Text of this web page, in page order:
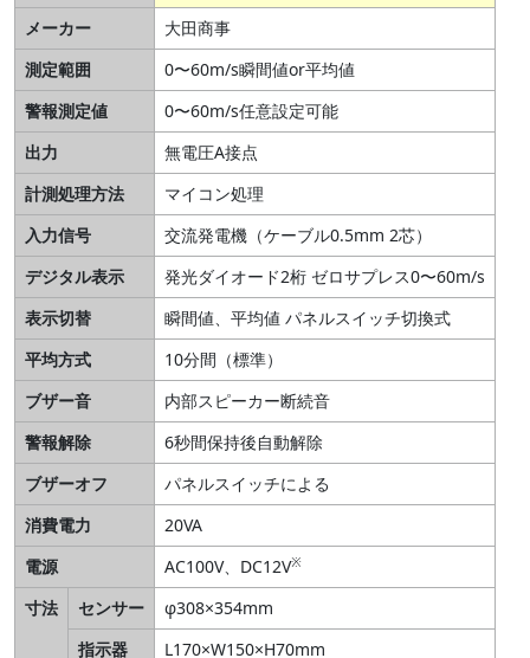
メーカー
大田商事
測定範囲
0〜60m/s瞬間値or平均値
警報測定値
0〜60m/s任意設定可能
出力
無電圧A接点
計測処理方法
マイコン処理
入力信号
交流発電機（ケーブル0.5mm 2芯）
デジタル表示
発光ダイオード2桁 ゼロサプレス0〜60m/s
表示切替
瞬間値、平均値 パネルスイッチ切換式
平均方式
10分間（標準）
ブザー音
内部スピーカー断続音
警報解除
6秒間保持後自動解除
ブザーオフ
パネルスイッチによる
消費電力
20VA
電源
AC100V、DC12V※
寸法 センサー
φ308×354mm
指示器
L170×W150×H70mm